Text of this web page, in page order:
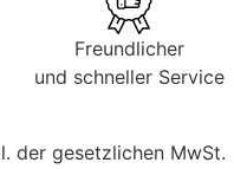
Freundlicher
und schneller Service
der gesetzlichen MwSt.